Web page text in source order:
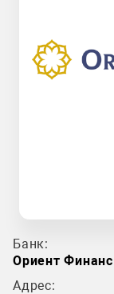
Банк:
Ориент
Адрес: